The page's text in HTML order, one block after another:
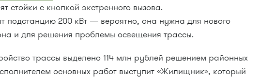
стойки с кнопкой экстренного вызова.
подстанцию 200 кВт — вероятно, она нужна для нового
и для решения проблемы освещения трассы.
трассы выделено 114 млн рублей решением районных
основных работ выступит «Жилищник», который